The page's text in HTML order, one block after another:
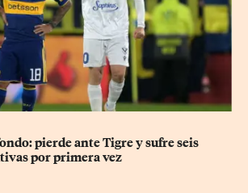
pierde ante Tigre y sufre seis
por primera vez